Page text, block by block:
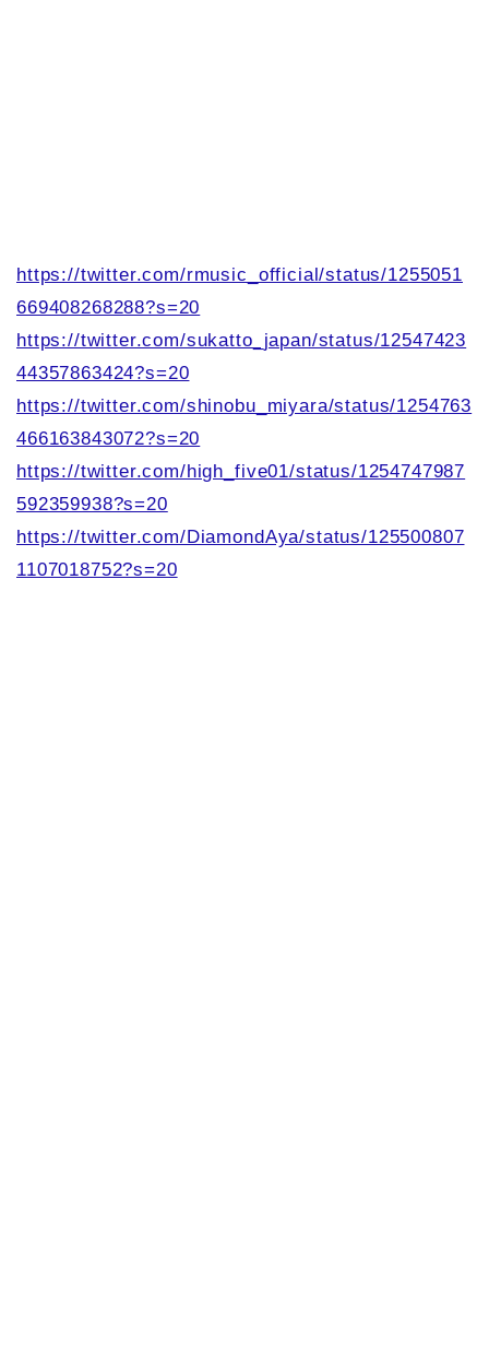
https://twitter.com/rmusic_official/status/1255051
669408268288?s=20
https://twitter.com/sukatto_japan/status/12547423
44357863424?s=20
https://twitter.com/shinobu_miyara/status/1254763
466163843072?s=20
https://twitter.com/high_five01/status/1254747987
592359938?s=20
https://twitter.com/DiamondAya/status/125500807
1107018752?s=20